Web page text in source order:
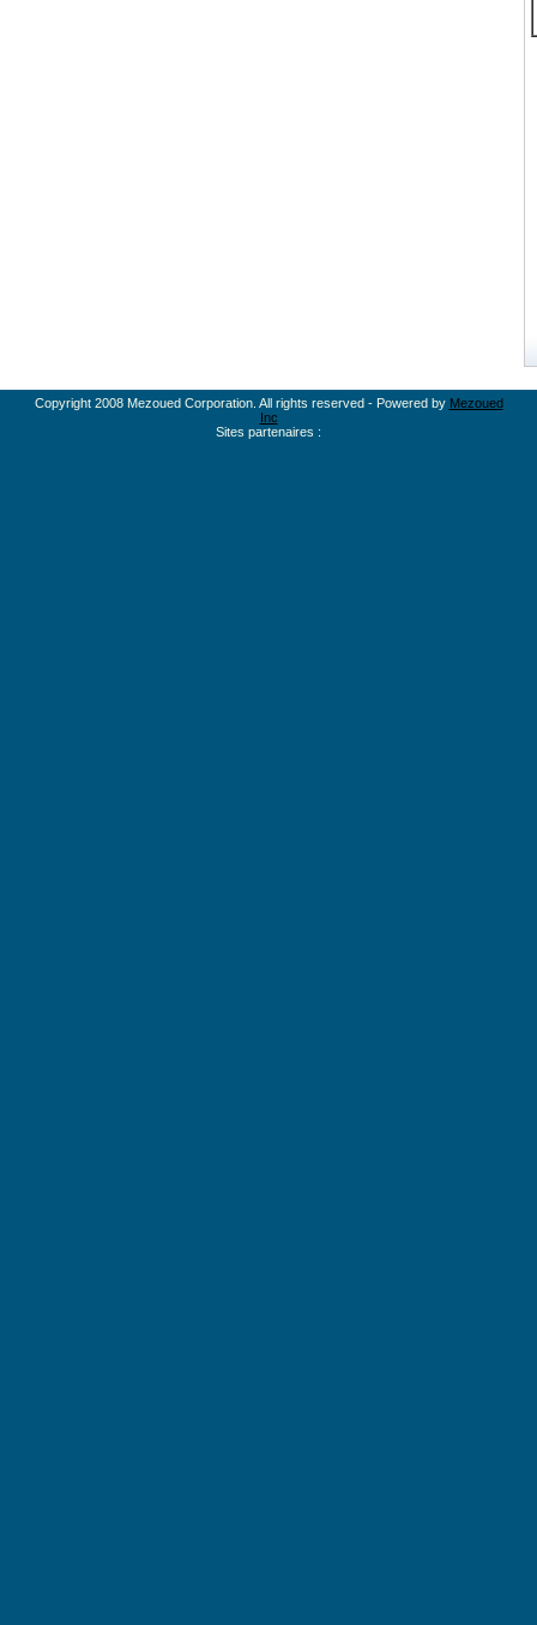
Copyright 2008 Mezoued Corporation. All rights reserved - Powered by Mezoued
Inc
Sites partenaires :